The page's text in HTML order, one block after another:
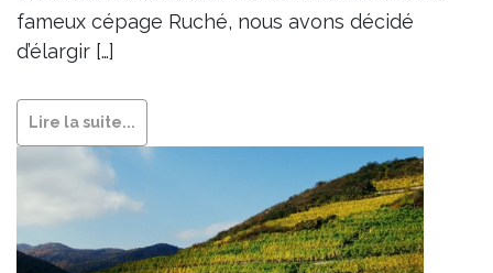
fameux cépage Ruché, nous avons décidé
d’élargir […]
Lire la suite...